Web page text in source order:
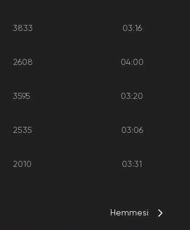
3833 03:16
2608 04:00
3595 03:20
2535 03:06
2010 03:31
Hemmesi